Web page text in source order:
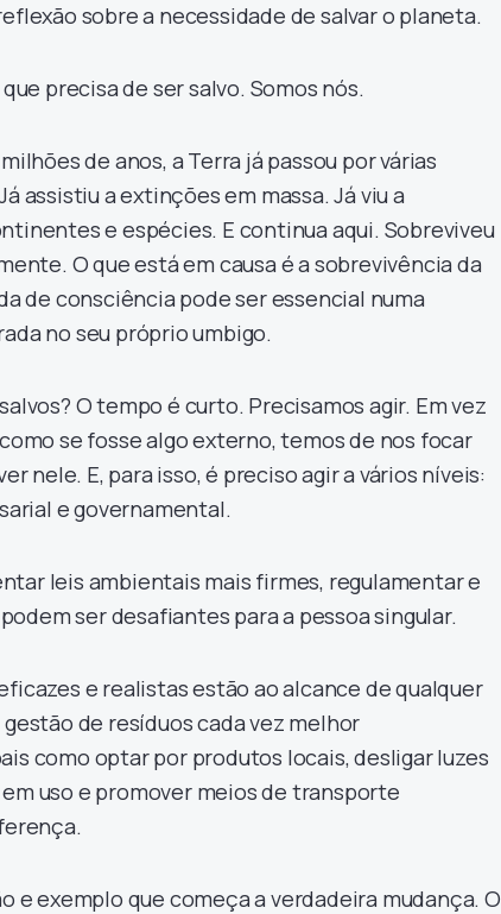
sobre a necessidade de salvar o planeta.
precisa de ser salvo. Somos nós.
de anos, a Terra já passou por várias
assistiu a extinções em massa. Já viu a
e espécies. E continua aqui. Sobreviveu
O que está em causa é a sobrevivência da
de consciência pode ser essencial numa
no seu próprio umbigo.
O tempo é curto. Precisamos agir. Em vez
se fosse algo externo, temos de nos focar
nele. E, para isso, é preciso agir a vários níveis:
e governamental.
leis ambientais mais firmes, regulamentar e
ser desafiantes para a pessoa singular.
e realistas estão ao alcance de qualquer
de resíduos cada vez melhor
como optar por produtos locais, desligar luzes
uso e promover meios de transporte
e exemplo que começa a verdadeira mudança. O